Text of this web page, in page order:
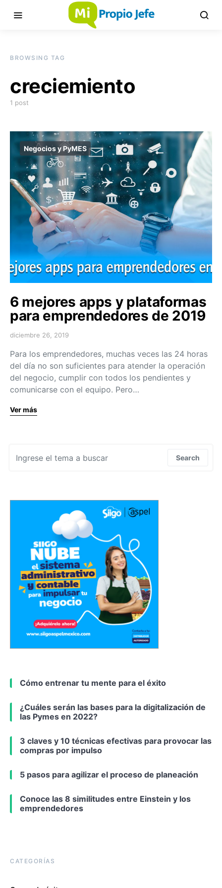
BROWSING TAG
creciemiento
1 post
Negocios y PyMES
6 mejores apps y plataformas
para emprendedores de 2019
diciembre 26, 2019
Para los emprendedores, muchas veces las 24 horas
del día no son suficientes para atender la operación
del negocio, cumplir con todos los pendientes y
comunicarse con el equipo. Pero…
Ver más
Search
Cómo entrenar tu mente para el éxito
¿Cuáles serán las bases para la digitalización de
las Pymes en 2022?
3 claves y 10 técnicas efectivas para provocar las
compras por impulso
5 pasos para agilizar el proceso de planeación
Conoce las 8 similitudes entre Einstein y los
emprendedores
CATEGORÍAS